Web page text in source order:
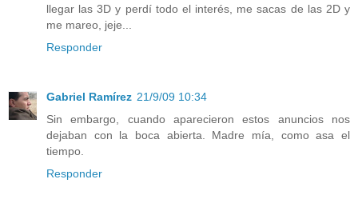
llegar las 3D y perdí todo el interés, me sacas de las 2D y
me mareo, jeje...
Responder
Gabriel Ramírez 21/9/09 10:34
Sin embargo, cuando aparecieron estos anuncios nos
dejaban con la boca abierta. Madre mía, como asa el
tiempo.
Responder